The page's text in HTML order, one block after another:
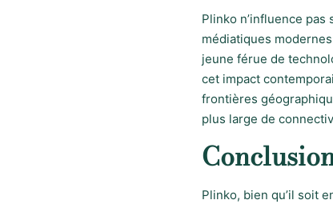
Plinko n’influence
médiatiques
jeune férue de
cet impact
frontières
plus large de
Plinko, bien qu’il soit